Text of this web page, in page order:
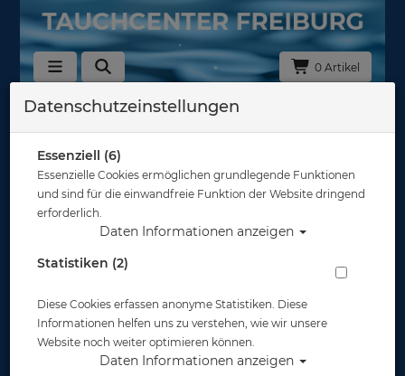
0 Artikel
Zurück
Datenschutzeinstellungen
Essenziell (6)
Essenzielle Cookies ermöglichen grundlegende Funktionen
und sind für die einwandfreie Funktion der Website dringend
erforderlich.
Daten Informationen anzeigen
Statistiken (2)
Diese Cookies erfassen anonyme Statistiken. Diese
Informationen helfen uns zu verstehen, wie wir unsere
Website noch weiter optimieren können.
Daten Informationen anzeigen